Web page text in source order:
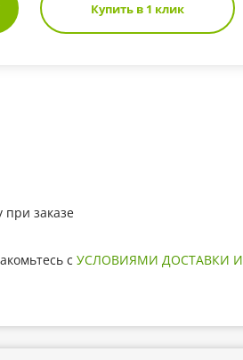
Купить в 1 клик
при заказе
с УСЛОВИЯМИ ДОСТАВКИ И